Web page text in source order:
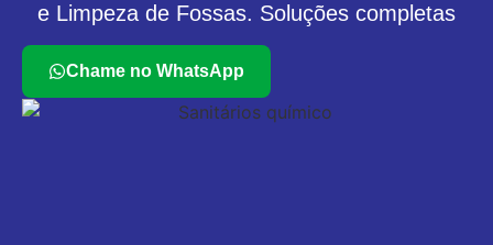
e Limpeza de Fossas. Soluções completas
Chame no WhatsApp